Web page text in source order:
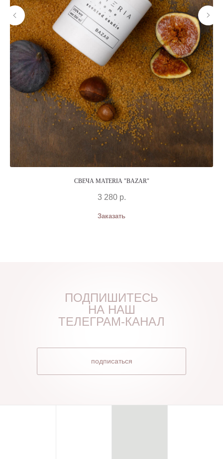
СВЕЧА MATERIA "BAZAR"
3 280 р.
Заказать
подписаться
ПОДПИШИТЕСЬ
НА НАШ
ТЕЛЕГРАМ-КАНАЛ